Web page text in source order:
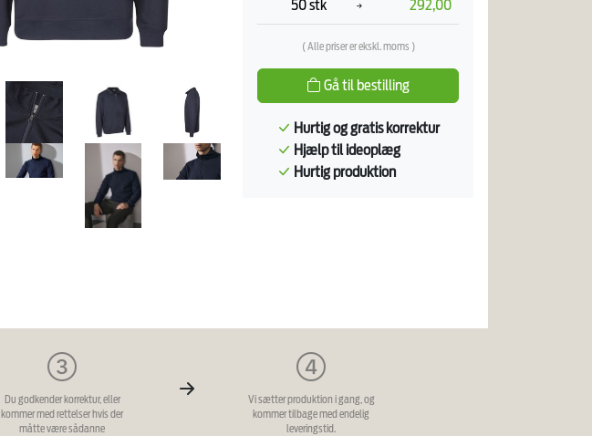
50 stk 292,00
( Alle priser er ekskl. moms )
Gå til bestilling
Hurtig og gratis korrektur
Hjælp til ideoplæg
Hurtig produktion
Du godkender korrektur, eller
kommer med rettelser hvis der
måtte være sådanne
Vi sætter produktion i gang, og
kommer tilbage med endelig
leveringstid.